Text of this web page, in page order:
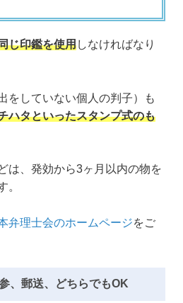
じ印鑑を使用しなければなり
をしていない個人の判子）も
ハタといったスタンプ式のも
は、発効から3ヶ月以内の物を
。
弁理士会のホームページをご
、郵送、どちらでもOK